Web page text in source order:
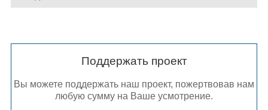
Поддержать проект
Вы можете поддержать наш проект, пожертвовав нам
любую сумму на Ваше усмотрение.